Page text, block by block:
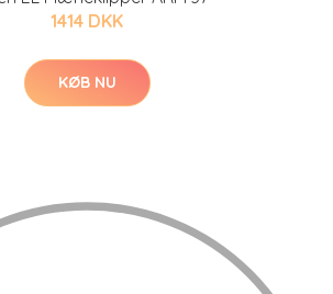
1414 DKK
KØB NU